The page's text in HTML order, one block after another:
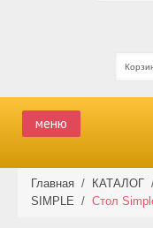
меню
КАТАЛОГ
Главная / КАТАЛОГ
SIMPLE / Стол